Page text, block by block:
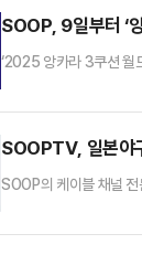
SOOP, 9일부터 ‘
‘2025 앙카라 3쿠션 월
월드컵 시리즈로, 총 14
SOOPTV, 일본야
SOOP의 케이블 채널
전문 TV채널이다.프로